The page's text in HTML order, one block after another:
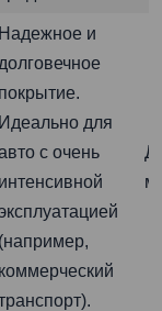
Надежное и
долговечное
покрытие.
Идеально для
с очень
интенсивной
(например,
коммерческий